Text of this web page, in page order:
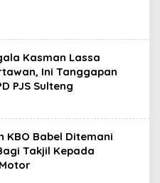
Kasman Lassa
Ini Tanggapan
PJS Sulteng
KBO Babel Ditemani
Takjil Kepada